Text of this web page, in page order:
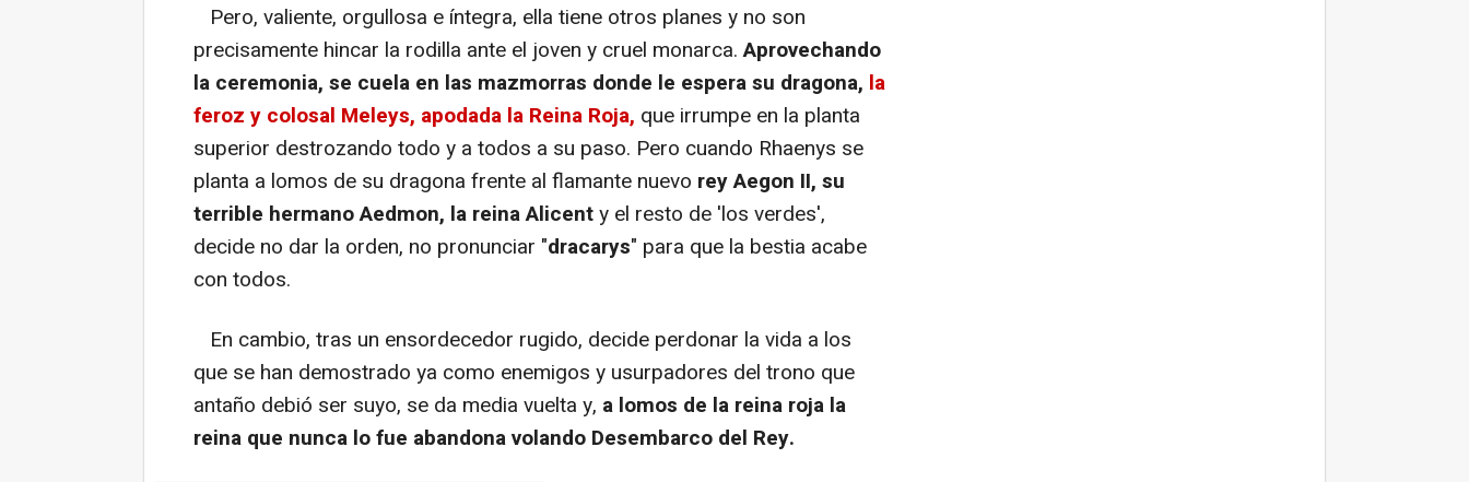
Pero, valiente, orgullosa e íntegra, ella tiene otros planes y no son
precisamente hincar la rodilla ante el joven y cruel monarca.Aprovechando
la ceremonia, se cuela en las mazmorras donde le espera su dragona, la
feroz y colosal Meleys, apodada la Reina Roja, que irrumpe en la planta
superior destrozando todo y a todos a su paso. Pero cuando Rhaenys se
planta a lomos de su dragona frente al flamante nuevo rey Aegon II, su
terrible hermano Aedmon, la reina Alicenty el resto de 'los verdes',
decide no dar la orden, no pronunciar "dracarys" para que la bestia acabe
con todos.
En cambio, tras un ensordecedor rugido, decide perdonar la vida a los
que se han demostrado ya como enemigos y usurpadores del trono que
antaño debió ser suyo, se da media vuelta y, a lomos de la reina roja la
reina que nunca lo fue abandona volando Desembarco del Rey.